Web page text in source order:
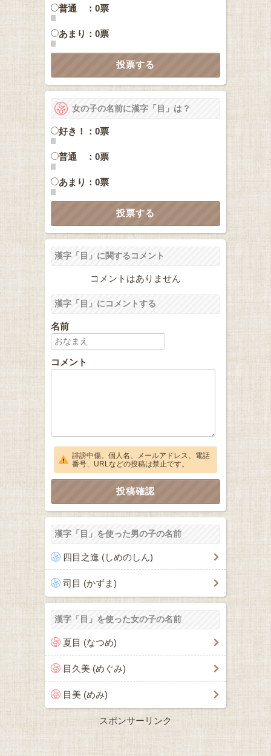
普通 ：0票
あまり：0票
女の子の名前に漢字「目」は？
好き！：0票
普通 ：0票
あまり：0票
漢字「目」に関するコメント
コメントはありません
漢字「目」にコメントする
名前
コメント
誹謗中傷、個人名、メールアドレス、電話
番号、URLなどの投稿は禁止です。
漢字「目」を使った男の子の名前
四目之進 (しめのしん)
司目 (かずま)
漢字「目」を使った女の子の名前
夏目 (なつめ)
目久美 (めぐみ)
目美 (めみ)
スポンサーリンク